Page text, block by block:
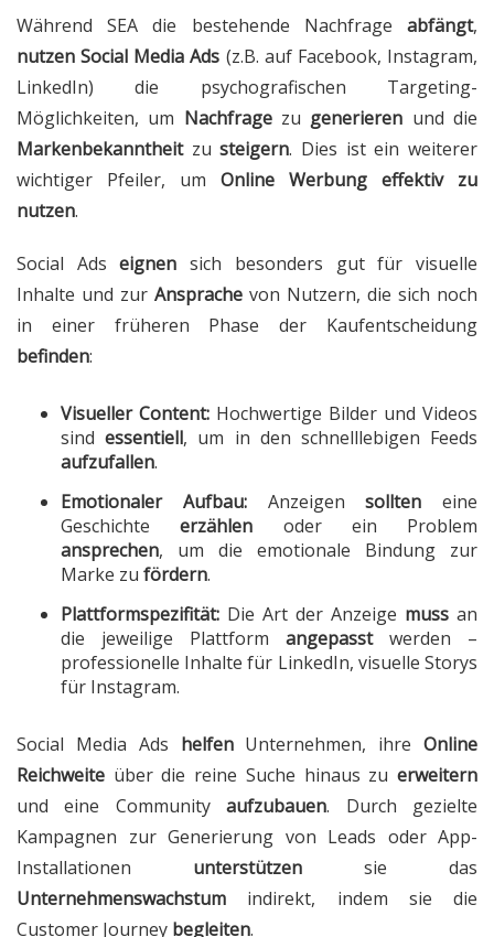
Während SEA die bestehende Nachfrage abfängt,
nutzen Social Media Ads (z.B. auf Facebook, Instagram,
LinkedIn) die psychografischen Targeting-
Möglichkeiten, um Nachfragezu generieren und die
Markenbekanntheitzusteigern. Dies ist ein weiterer
wichtiger Pfeiler, um Online Werbung effektiv zu
nutzen.
Social Adseignen sich besonders gut für visuelle
Inhalte und zur Ansprache von Nutzern, die sich noch
in einer früheren Phase der Kaufentscheidung
befinden:
Visueller Content: Hochwertige Bilder und Videos
sindessentiell, um in den schnelllebigen Feeds
aufzufallen.
Emotionaler Aufbau:Anzeigensollten eine
Geschichteerzählen oder ein Problem
ansprechen, um die emotionale Bindung zur
Marke zu fördern.
Plattformspezifität: Die Art der Anzeige muss an
die jeweilige Plattform angepasstwerden –
professionelle Inhalte für LinkedIn, visuelle Storys
für Instagram.
Social Media Ads helfenUnternehmen, ihre Online
Reichweite über die reine Suche hinaus zu erweitern
und eine Communityaufzubauen. Durch gezielte
Kampagnen zur Generierung von Leads oder App-
Installationen unterstützen sie das
Unternehmenswachstum indirekt, indem sie die
Customer Journey begleiten.